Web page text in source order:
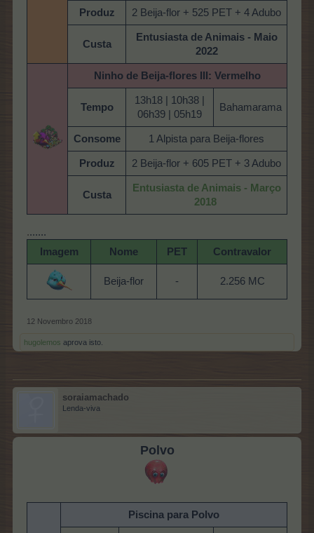
Produz 2 Beija-flor + 525 PET + 4 Adubo
Custa
Entusiasta de Animais - Maio
2022
Ninho de Beija-flores III: Vermelho
Tempo
13h18 | 10h38 |
06h39 | 05h19
Bahamarama
Consome 1 Alpista para Beija-flores
Produz 2 Beija-flor + 605 PET + 3 Adubo
Custa
Entusiasta de Animais - Março
2018​
.......
Imagem
Nome PET Contravalor
Beija-flor - 2.256 MC
12 Novembro 2018
hugolemos aprova isto.
soraiamachado
Lenda-viva
Polvo
Piscina para Polvo